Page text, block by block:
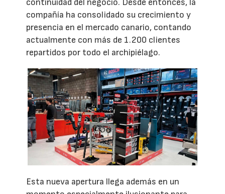
compañía ha consolidado su crecimiento y
presencia en el mercado canario, contando
actualmente con más de 1.200 clientes
repartidos por todo el archipiélago.
Esta nueva apertura llega además en un